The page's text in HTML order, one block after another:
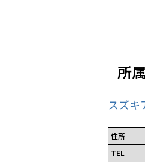
所
スズキ
住所
TEL